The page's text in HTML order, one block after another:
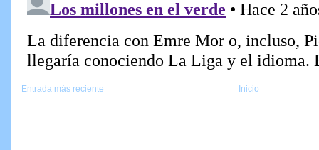
Entrada más reciente Inicio